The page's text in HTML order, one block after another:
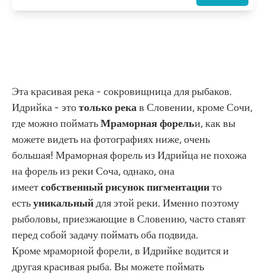
Эта красивая река - сокровищница для рыбаков.
Идрийка - этотолько рекав Словении, кроме Сочи,
где можно пойматьМраморная форельи, как вы
можете видеть на фотографиях ниже, очень
большая! Мраморная форель из Идрийца не похожа
на форель из реки Соча, однако, она
имеетсобственный рисунок пигментациито
естьуникальныйдля этой реки. Именно поэтому
рыболовы, приезжающие в Словению, часто ставят
перед собой задачу поймать оба подвида.
Кроме мраморной форели, в Идрийке водится и
другая красивая рыба. Вы можете поймать